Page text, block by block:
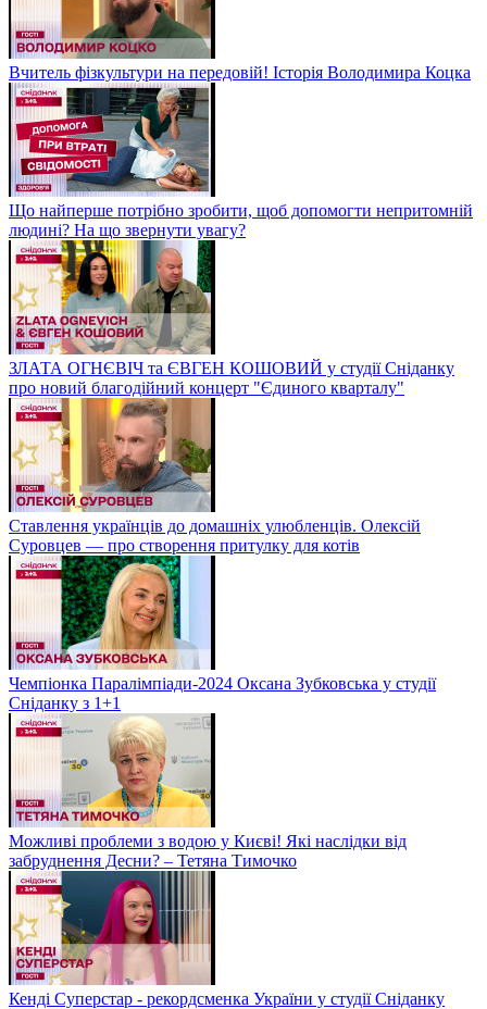
Вчитель фізкультури на передовій! Історія Володимира Коцка
Що найперше потрібно зробити, щоб допомогти непритомній
людині? На що звернути увагу?
ЗЛАТА ОГНЄВІЧ та ЄВГЕН КОШОВИЙ у студії Сніданку
про новий благодійний концерт "Єдиного кварталу"
Ставлення українців до домашніх улюбленців. Олексій
Суровцев — про створення притулку для котів
Чемпіонка Паралімпіади-2024 Оксана Зубковська у студії
Сніданку з 1+1
Можливі проблеми з водою у Києві! Які наслідки від
забруднення Десни? – Тетяна Тимочко
Кенді Суперстар - рекордсменка України у студії Сніданку